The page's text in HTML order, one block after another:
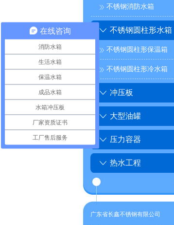
不锈钢消防水箱
不锈钢圆柱形水箱
不锈钢圆柱形保温箱
不锈钢圆柱形冷水箱
冲压板
大型油罐
压力容器
热水工程
广东省长鑫不锈钢有限公司
在线咨询
消防水箱
生活水箱
保温水箱
成品水箱
水箱冲压板
厂家资质证书
工厂售后服务